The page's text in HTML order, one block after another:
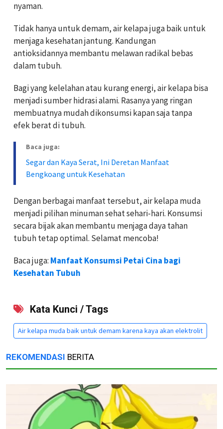
nyaman.
Tidak hanya untuk demam, air kelapa juga baik untuk
menjaga kesehatan jantung. Kandungan
antioksidannya membantu melawan radikal bebas
dalam tubuh.
Bagi yang kelelahan atau kurang energi, air kelapa bisa
menjadi sumber hidrasi alami. Rasanya yang ringan
membuatnya mudah dikonsumsi kapan saja tanpa
efek berat di tubuh.
Baca juga:
Segar dan Kaya Serat, Ini Deretan Manfaat
Bengkoang untuk Kesehatan
Dengan berbagai manfaat tersebut, air kelapa muda
menjadi pilihan minuman sehat sehari-hari. Konsumsi
secara bijak akan membantu menjaga daya tahan
tubuh tetap optimal. Selamat mencoba!
Baca juga: Manfaat Konsumsi Petai Cina bagi
Kesehatan Tubuh
Kata Kunci / Tags
Air kelapa muda baik untuk demam karena kaya akan elektrolit
REKOMENDASI BERITA